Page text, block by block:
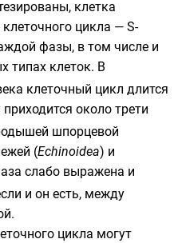
клетка
цикла — S-
фазы, в том числе и
типах клеток. В
клеточный цикл длится
приходится около трети
шпорцевой
(Echinoidea) и
слабо выражена и
и он есть, между
цикла могут